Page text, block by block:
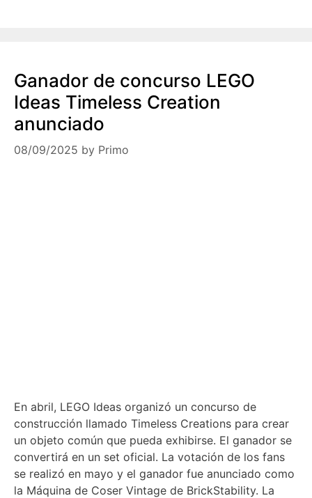
Ganador de concurso LEGO
Ideas Timeless Creation
anunciado
08/09/2025 by Primo
En abril, LEGO Ideas organizó un concurso de
construcción llamado Timeless Creations para crear
un objeto común que pueda exhibirse. El ganador se
convertirá en un set oficial. La votación de los fans
se realizó en mayo y el ganador fue anunciado como
la Máquina de Coser Vintage de BrickStability. La